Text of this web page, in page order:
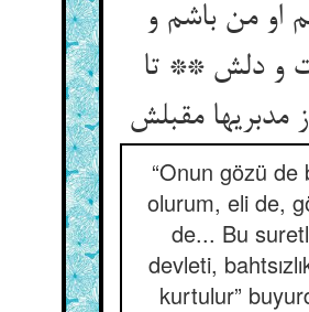
او من باشم و
و دلش ** تا
مدبریها مقبلش
“Onun gözü de
olurum, eli de,
de... Bu
devleti,
kurtulur”